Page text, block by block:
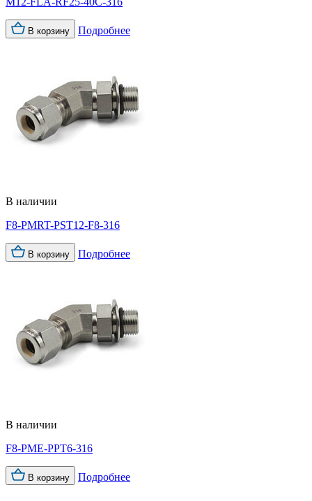
В корзину Подробнее
В наличии
F8-PMRT-PST12-F8-316
В корзину Подробнее
В наличии
F8-PME-PPT6-316
В корзину Подробнее